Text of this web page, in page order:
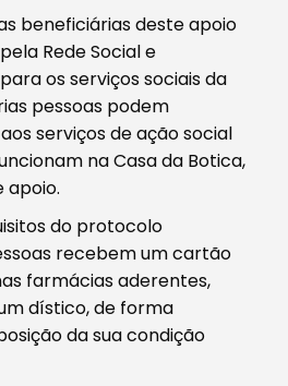
beneficiárias deste apoio
Rede Social e
os serviços sociais da
pessoas podem
serviços de ação social
na Casa da Botica,
apoio.
do protocolo
recebem um cartão
farmácias aderentes,
dístico, de forma
da sua condição